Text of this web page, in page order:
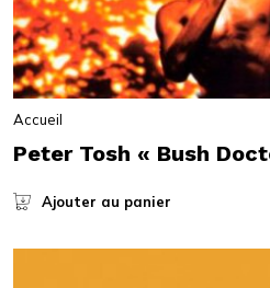
Accueil
Peter Tosh « Bush
Ajouter au panier